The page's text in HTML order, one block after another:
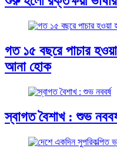
গত ১৫ বছরে পাচার
আনা হোক
স্বাগত বৈশাখ : শুভ